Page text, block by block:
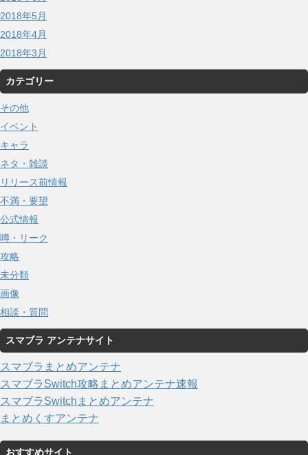
2018年5月
2018年4月
2018年3月
カテゴリー
その他
イベント
キャラ
ネタ・雑談
リリース前情報
不満・要望
公式情報
噂・リーク
攻略
未分類
画像
相談・質問
スマブラ アンテナサイト
スマブラまとめアンテナ
スマブラSwitch攻略まとめアンテナ速報
スマブラSwitchまとめアンテナ
まとめくすアンテナ
おすすめサイト